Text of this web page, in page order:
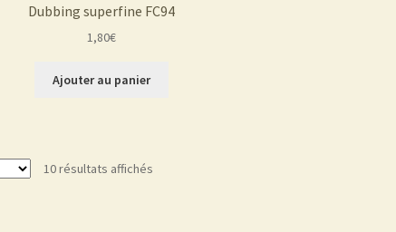
Dubbing superfine FC94
1,80€
Ajouter au panier
10 résultats affichés